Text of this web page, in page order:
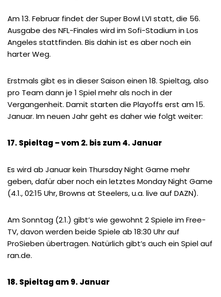
Am 13. Februar findet der Super Bowl LVI statt, die 56.
Ausgabe des NFL-Finales wird im Sofi-Stadium in Los
Angeles stattfinden. Bis dahin ist es aber noch ein
harter Weg.
Erstmals gibt es in dieser Saison einen 18. Spieltag, also
pro Team dann je 1 Spiel mehr als noch in der
Vergangenheit. Damit starten die Playoffs erst am 15.
Januar. Im neuen Jahr geht es daher wie folgt weiter:
17. Spieltag – vom 2. bis zum 4. Januar
Es wird ab Januar kein Thursday Night Game mehr
geben, dafür aber noch ein letztes Monday Night Game
(4.1., 02:15 Uhr, Browns at Steelers, u.a. live auf DAZN).
Am Sonntag (2.1.) gibt’s wie gewohnt 2 Spiele im Free-
TV, davon werden beide Spiele ab 18:30 Uhr auf
ProSieben übertragen. Natürlich gibt’s auch ein Spiel auf
ran.de.
18. Spieltag am 9. Januar